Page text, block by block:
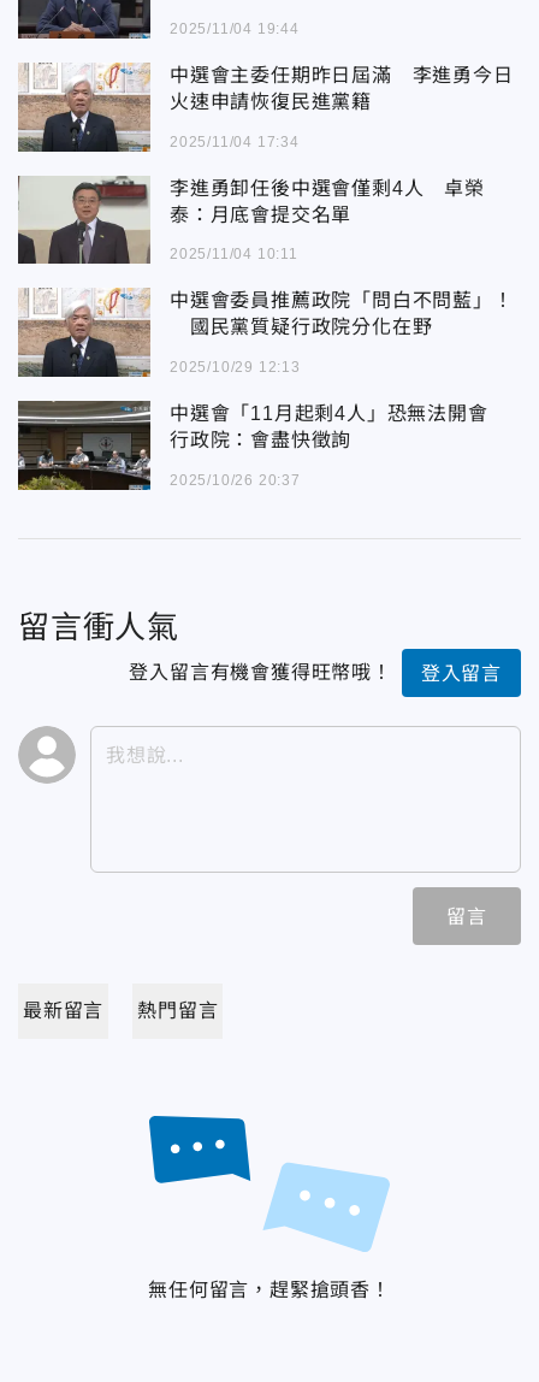
2025/11/04 19:44
中選會主委任期昨日屆滿 李進勇今日
火速申請恢復民進黨籍
2025/11/04 17:34
李進勇卸任後中選會僅剩4人 卓榮
泰：月底會提交名單
2025/11/04 10:11
中選會委員推薦政院「問白不問藍」！
國民黨質疑行政院分化在野
2025/10/29 12:13
中選會「11月起剩4人」恐無法開會
行政院：會盡快徵詢
2025/10/26 20:37
留言衝人氣
登入留言有機會獲得旺幣哦！ 登入留言
留言
最新留言 熱門留言
無任何留言，趕緊搶頭香！